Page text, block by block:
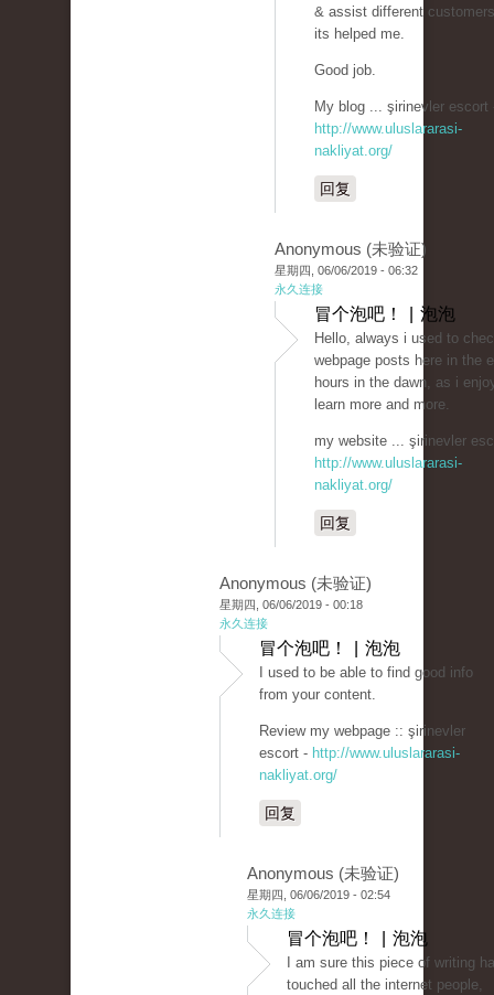
& assist different
its helped me.
Good job.
My blog ... şirinevler escort
http://www.uluslararasi-
nakliyat.org/
回复
Anonymous (未验证)
星期四, 06/06/2019 - 06:32
永久连接
冒个泡吧！ | 泡泡
Hello, always i used to
webpage posts here in the
hours in the dawn, as i
learn more and more.
my website ... şirinevler
http://www.uluslararasi-
nakliyat.org/
回复
Anonymous (未验证)
星期四, 06/06/2019 - 00:18
永久连接
冒个泡吧！ | 泡泡
I used to be able to find good info
from your content.
Review my webpage :: şirinevler
escort - http://www.uluslararasi-
nakliyat.org/
回复
Anonymous (未验证)
星期四, 06/06/2019 - 02:54
永久连接
冒个泡吧！ | 泡泡
I am sure this piece of writing
touched all the internet people,